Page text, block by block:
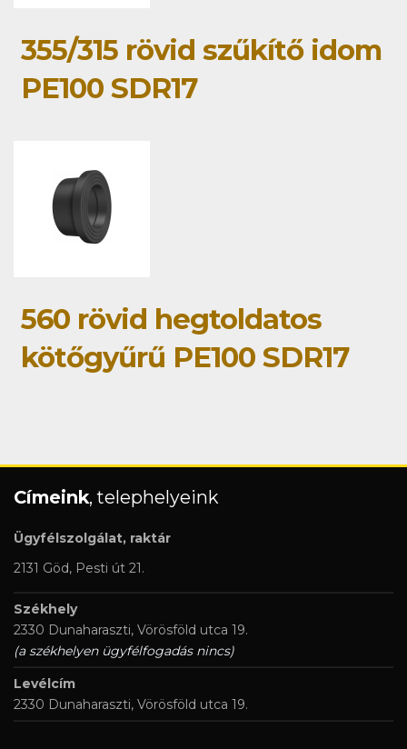
355/315 rövid szűkítő idom
PE100 SDR17
560 rövid hegtoldatos
kötőgyűrű PE100 SDR17
Címeink, telephelyeink
Ügyfélszolgálat, raktár
2131 Göd, Pesti út 21.
Székhely
2330 Dunaharaszti, Vörösföld utca 19.
(a székhelyen ügyfélfogadás nincs)
Levélcím
2330 Dunaharaszti, Vörösföld utca 19.